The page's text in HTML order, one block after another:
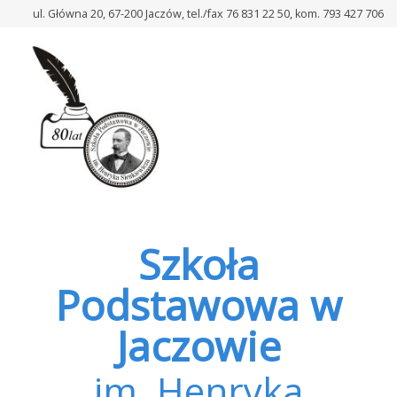
ul. Główna 20, 67-200 Jaczów, tel./fax 76 831 22 50, kom. 793 427 706
Szkoła
Podstawowa w
Jaczowie